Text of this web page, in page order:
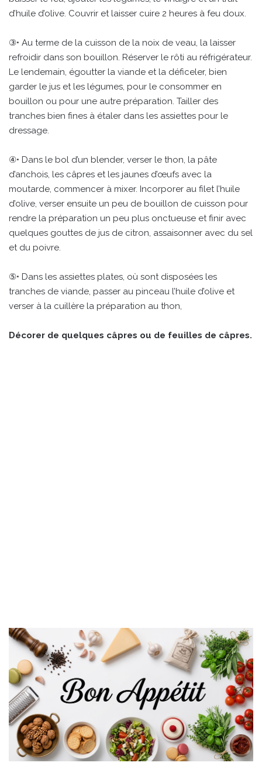
d’huile d’olive. Couvrir et laisser cuire 2 heures à feu doux.
③• Au terme de la cuisson de la noix de veau, la laisser
refroidir dans son bouillon. Réserver le rôti au réfrigérateur.
Le lendemain, égoutter la viande et la déficeler, bien
garder le jus et les légumes, pour le consommer en
bouillon ou pour une autre préparation. Tailler des
tranches bien fines à étaler dans les assiettes pour le
dressage.
④• Dans le bol d’un blender, verser le thon, la pâte
d’anchois, les câpres et les jaunes d’œufs avec la
moutarde, commencer à mixer. Incorporer au filet l’huile
d’olive, verser ensuite un peu de bouillon de cuisson pour
rendre la préparation un peu plus onctueuse et finir avec
quelques gouttes de jus de citron, assaisonner avec du sel
et du poivre.
⑤• Dans les assiettes plates, où sont disposées les
tranches de viande, passer au pinceau l’huile d’olive et
verser à la cuillère la préparation au thon,
Décorer de quelques câpres ou de feuilles de câpres.